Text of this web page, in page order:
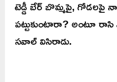
టెడ్డీ బేర్ బొమ్మపై, గోడలపై
పట్టుకుంటారా? అంటూ
సవాల్ విసిరాడు.